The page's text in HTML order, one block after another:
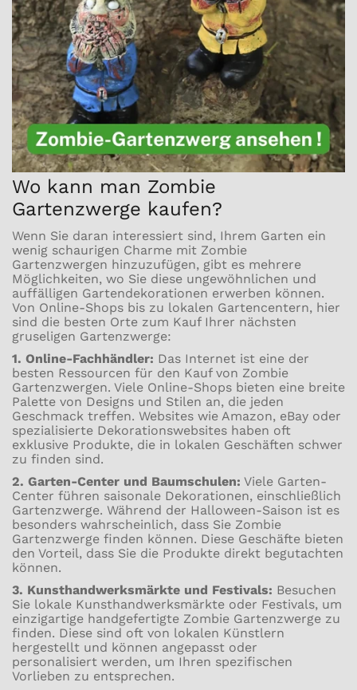
Wo kann man Zombie
Gartenzwerge kaufen?
Wenn Sie daran interessiert sind, Ihrem Garten ein
wenig schaurigen Charme mit Zombie
Gartenzwergen hinzuzufügen, gibt es mehrere
Möglichkeiten, wo Sie diese ungewöhnlichen und
auffälligen Gartendekorationen erwerben können.
Von Online-Shops bis zu lokalen Gartencentern, hier
sind die besten Orte zum Kauf Ihrer nächsten
gruseligen Gartenzwerge:
1. Online-Fachhändler: Das Internet ist eine der
besten Ressourcen für den Kauf von Zombie
Gartenzwergen. Viele Online-Shops bieten eine breite
Palette von Designs und Stilen an, die jeden
Geschmack treffen. Websites wie Amazon, eBay oder
spezialisierte Dekorationswebsites haben oft
exklusive Produkte, die in lokalen Geschäften schwer
zu finden sind.
2. Garten-Center und Baumschulen: Viele Garten-
Center führen saisonale Dekorationen, einschließlich
Gartenzwerge. Während der Halloween-Saison ist es
besonders wahrscheinlich, dass Sie Zombie
Gartenzwerge finden können. Diese Geschäfte bieten
den Vorteil, dass Sie die Produkte direkt begutachten
können.
3. Kunsthandwerksmärkte und Festivals: Besuchen
Sie lokale Kunsthandwerksmärkte oder Festivals, um
einzigartige handgefertigte Zombie Gartenzwerge zu
finden. Diese sind oft von lokalen Künstlern
hergestellt und können angepasst oder
personalisiert werden, um Ihren spezifischen
Vorlieben zu entsprechen.